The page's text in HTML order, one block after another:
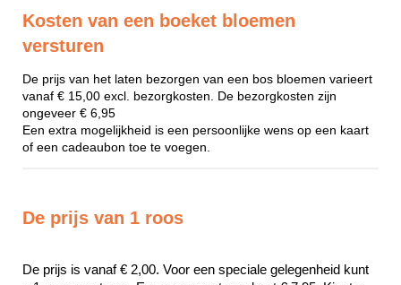
Kosten van een boeket bloemen
versturen
De prijs van het laten bezorgen van een bos bloemen varieert
vanaf € 15,00 excl. bezorgkosten. De bezorgkosten zijn
ongeveer € 6,95
Een extra mogelijkheid is een persoonlijke wens op een kaart
of een cadeaubon toe te voegen.
De prijs van 1 roos
De prijs is vanaf € 2,00. Voor een speciale gelegenheid kunt